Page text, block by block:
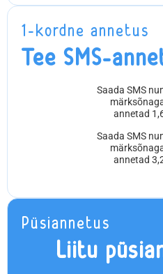
1-kordne annetus
Tee SMS-
Saada SMS
annetad
Saada SMS
annetad
Püsiannetus
Liitu